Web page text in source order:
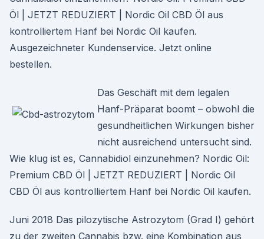
Öl | JETZT REDUZIERT | Nordic Oil CBD Öl aus
kontrolliertem Hanf bei Nordic Oil kaufen.
Ausgezeichneter Kundenservice. Jetzt online
bestellen.
Das Geschäft mit dem legalen
Hanf-Präparat boomt – obwohl die
gesundheitlichen Wirkungen bisher
nicht ausreichend untersucht sind.
Wie klug ist es, Cannabidiol einzunehmen? Nordic Oil:
Premium CBD Öl | JETZT REDUZIERT | Nordic Oil
CBD Öl aus kontrolliertem Hanf bei Nordic Oil kaufen.
Juni 2018 Das pilozytische Astrozytom (Grad I) gehört
zu der zweiten Cannabis bzw. eine Kombination aus